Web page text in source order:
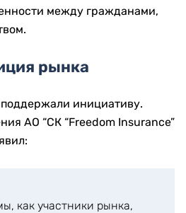
между гражданами,
рынка
инициативу.
АО “СК “Freedom Insurance”
как участники рынка,